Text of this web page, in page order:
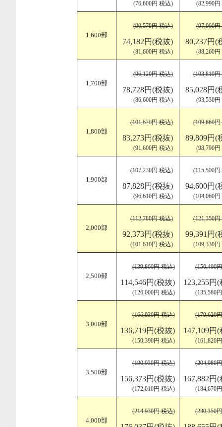
(76,600円 税込) (82,990円
1,600部
(90,570円 税込)
74,182円(税抜)
(81,600円 税込)
(97,960円
80,237円(
(88,260円
1,700部
(96,120円 税込)
78,728円(税抜)
(86,600円 税込)
(103,810円
85,028円(
(93,530円
1,800部
(101,670円 税込)
83,273円(税抜)
(91,600円 税込)
(109,660円
89,809円(
(98,790円
1,900部
(107,230円 税込)
87,828円(税抜)
(96,610円 税込)
(115,500円
94,600円(
(104,060
2,000部
(112,780円 税込)
92,373円(税抜)
(101,610円 税込)
(121,350円
99,391円(
(109,330
2,500部
(139,860円 税込)
114,546円(税抜)
(126,000円 税込)
(150,490
123,255円(
(135,580
3,000部
(166,930円 税込)
136,719円(税抜)
(150,390円 税込)
(179,620
147,109円(
(161,820
3,500部
(190,930円 税込)
156,373円(税抜)
(172,010円 税込)
(204,980
167,882円(
(184,670
4,000部
(214,930円 税込) (230,350